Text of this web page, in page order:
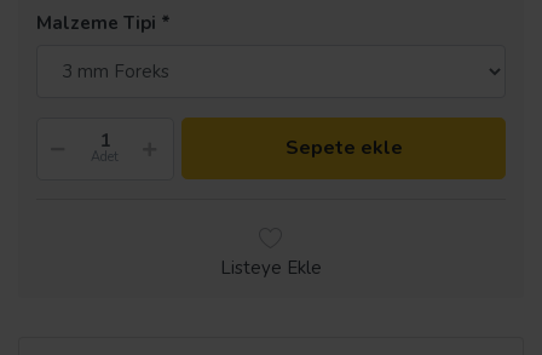
Malzeme Tipi
Adet Sepete ekle
Listeye Ekle